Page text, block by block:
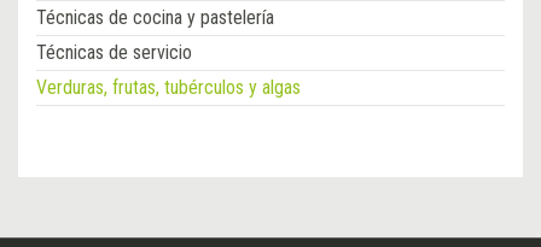
Técnicas de cocina y pastelería
Técnicas de servicio
Verduras, frutas, tubérculos y algas